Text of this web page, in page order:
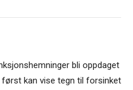
bli oppdaget
kan vise tegn til forsinket